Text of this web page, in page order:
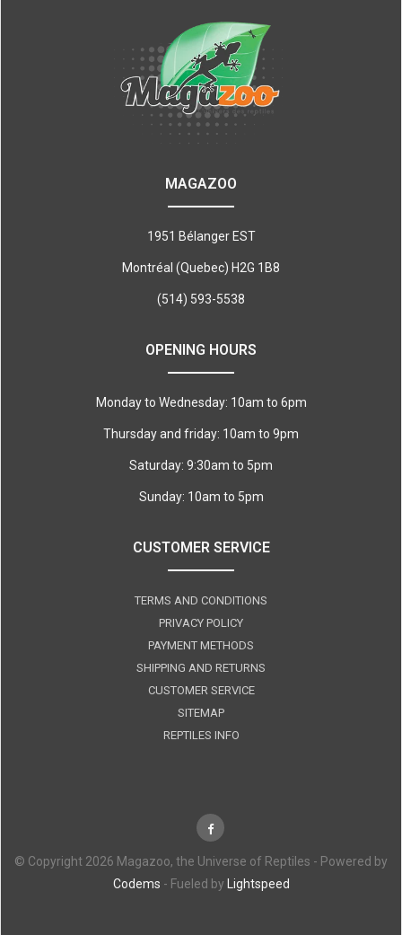
MAGAZOO
1951 Bélanger EST
Montréal (Quebec) H2G 1B8
(514) 593-5538
OPENING HOURS
Monday to Wednesday: 10am to 6pm
Thursday and friday: 10am to 9pm
Saturday: 9:30am to 5pm
Sunday: 10am to 5pm
CUSTOMER SERVICE
TERMS AND CONDITIONS
PRIVACY POLICY
PAYMENT METHODS
SHIPPING AND RETURNS
CUSTOMER SERVICE
SITEMAP
REPTILES INFO
© Copyright 2026 Magazoo, the Universe of Reptiles - Powered by
Codems - Fueled by Lightspeed